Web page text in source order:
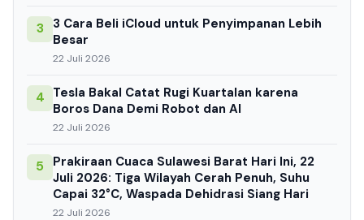
3
3 Cara Beli iCloud untuk Penyimpanan Lebih
Besar
22 Juli 2026
4 Tesla Bakal Catat Rugi Kuartalan karena
Boros Dana Demi Robot dan AI
22 Juli 2026
5
Prakiraan Cuaca Sulawesi Barat Hari Ini, 22
Juli 2026: Tiga Wilayah Cerah Penuh, Suhu
Capai 32°C, Waspada Dehidrasi Siang Hari
22 Juli 2026